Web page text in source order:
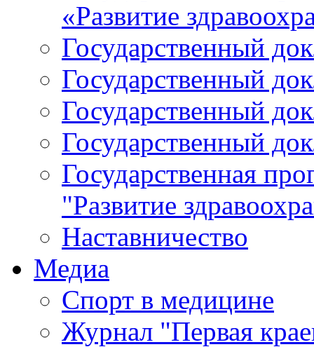
«Развитие
Государственный
Государственный
Государственный
Государственный
Государственная
"Развитие
Наставничество
Медиа
Спорт в медицине
Журнал "Первая